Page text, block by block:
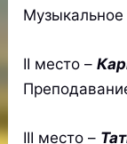
Музыкальное
II место –
III место –